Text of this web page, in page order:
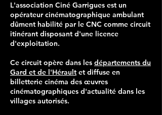
L'association Ciné Garrigues est un
opérateur cinématographique ambulant
dûment habilité par le CNC comme circuit
itinérant disposant d'une licence
d'exploitation.
Ce circuit opère dans les départements du
Gard et de l'Hérault et diffuse en
billetterie cinéma des œuvres
cinématographiques d'actualité dans les
villages autorisés.